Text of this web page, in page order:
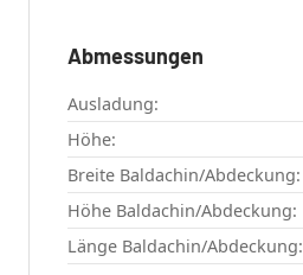
Abmessungen
Ausladung:
Höhe:
Breite Baldachin/Abdeckung:
Höhe Baldachin/Abdeckung:
Länge Baldachin/Abdeckung: